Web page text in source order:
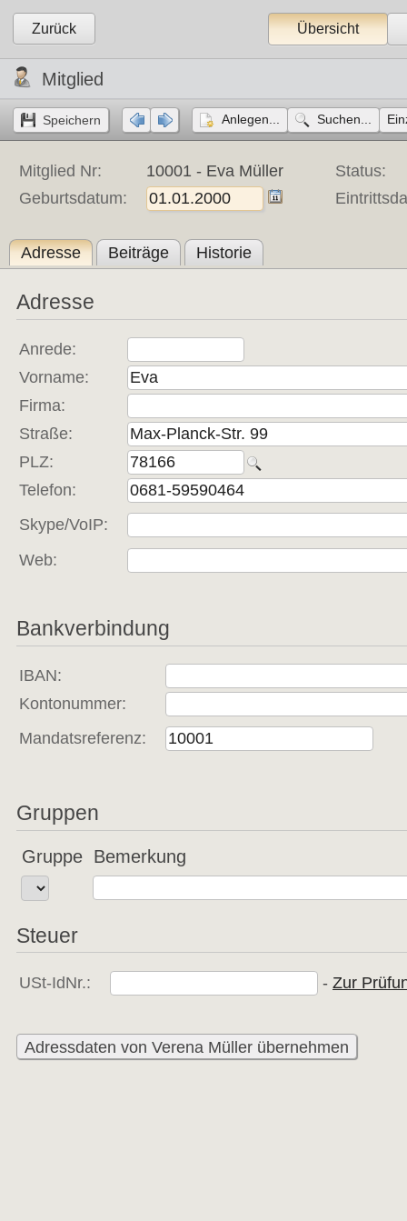
Zurück Übersicht
Mitglied
Anlegen... Suchen...
Mitglied Nr: 10001 - Eva Müller
Status:
Geburtsdatum:
Adresse Beiträge Historie
Adresse
Anrede:
Vorname:
Firma:
Straße:
PLZ:
Telefon:
Skype/VoIP:
Web:
Bankverbindung
IBAN:
Kontonummer:
Mandatsreferenz:
Gruppen
Gruppe Bemerkung
Steuer
USt-IdNr.: - Zur